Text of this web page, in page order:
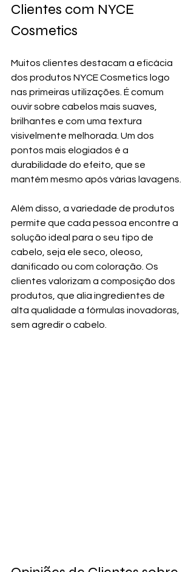
Clientes com NYCE
Cosmetics
Muitos clientes destacam a eficácia
dos produtos NYCE Cosmetics logo
nas primeiras utilizações. É comum
ouvir sobre cabelos mais suaves,
brilhantes e com uma textura
visivelmente melhorada. Um dos
pontos mais elogiados é a
durabilidade do efeito, que se
mantém mesmo após várias lavagens.
Além disso, a variedade de produtos
permite que cada pessoa encontre a
solução ideal para o seu tipo de
cabelo, seja ele seco, oleoso,
danificado ou com coloração. Os
clientes valorizam a composição dos
produtos, que alia ingredientes de
alta qualidade a fórmulas inovadoras,
sem agredir o cabelo.